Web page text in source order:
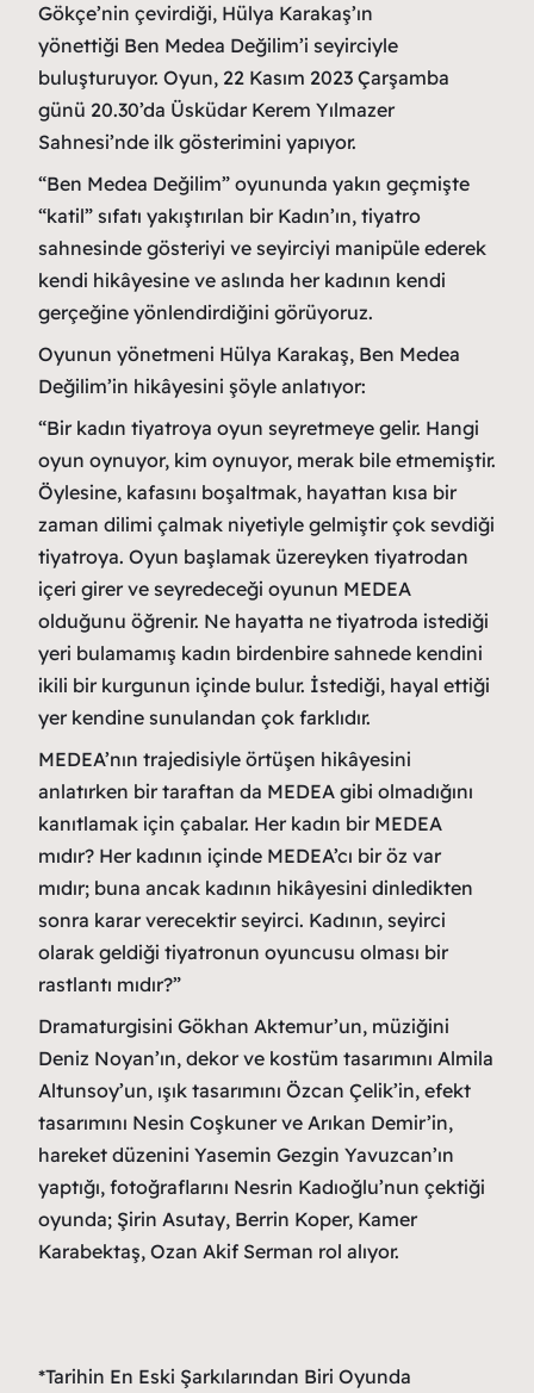
Gökçe’nin çevirdiği, Hülya Karakaş’ın
yönettiği Ben Medea Değilim’i seyirciyle
buluşturuyor. Oyun, 22 Kasım 2023 Çarşamba
günü 20.30’da Üsküdar Kerem Yılmazer
Sahnesi’nde ilk gösterimini yapıyor.
“Ben Medea Değilim” oyununda yakın geçmişte
“katil” sıfatı yakıştırılan bir Kadın’ın, tiyatro
sahnesinde gösteriyi ve seyirciyi manipüle ederek
kendi hikâyesine ve aslında her kadının kendi
gerçeğine yönlendirdiğini görüyoruz.
Oyunun yönetmeni Hülya Karakaş, Ben Medea
Değilim’in hikâyesini şöyle anlatıyor:
“Bir kadın tiyatroya oyun seyretmeye gelir. Hangi
oyun oynuyor, kim oynuyor, merak bile etmemiştir.
Öylesine, kafasını boşaltmak, hayattan kısa bir
zaman dilimi çalmak niyetiyle gelmiştir çok sevdiği
tiyatroya. Oyun başlamak üzereyken tiyatrodan
içeri girer ve seyredeceği oyunun MEDEA
olduğunu öğrenir. Ne hayatta ne tiyatroda istediği
yeri bulamamış kadın birdenbire sahnede kendini
ikili bir kurgunun içinde bulur. İstediği, hayal ettiği
yer kendine sunulandan çok farklıdır.
MEDEA’nın trajedisiyle örtüşen hikâyesini
anlatırken bir taraftan da MEDEA gibi olmadığını
kanıtlamak için çabalar. Her kadın bir MEDEA
mıdır? Her kadının içinde MEDEA’cı bir öz var
mıdır; buna ancak kadının hikâyesini dinledikten
sonra karar verecektir seyirci. Kadının, seyirci
olarak geldiği tiyatronun oyuncusu olması bir
rastlantı mıdır?”
Dramaturgisini Gökhan Aktemur’un, müziğini
Deniz Noyan’ın, dekor ve kostüm tasarımını Almila
Altunsoy’un, ışık tasarımını Özcan Çelik’in, efekt
tasarımını Nesin Coşkuner ve Arıkan Demir’in,
hareket düzenini Yasemin Gezgin Yavuzcan’ın
yaptığı, fotoğraflarını Nesrin Kadıoğlu’nun çektiği
oyunda; Şirin Asutay, Berrin Koper, Kamer
Karabektaş, Ozan Akif Serman rol alıyor.
*Tarihin En Eski Şarkılarından Biri Oyunda